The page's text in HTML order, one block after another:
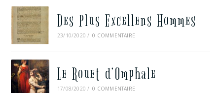
Des Plus Excellens Hommes
23/10/2020 / 0 COMMENTAIRE
Le Rouet d’Omphale
17/08/2020 / 0 COMMENTAIRE